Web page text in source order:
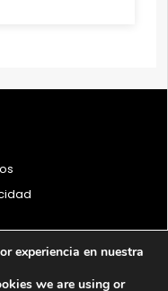
experiencia en nuestra
we are using or